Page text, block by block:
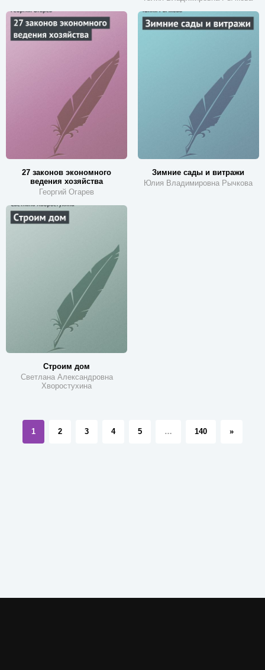
27 законов экономного
ведения хозяйства
Георгий Огарев
Зимние сады и витражи
Юлия Владимировна Рычкова
Строим дом
Светлана Александровна
Хворостухина
1 2 3 4 5 … 140 »